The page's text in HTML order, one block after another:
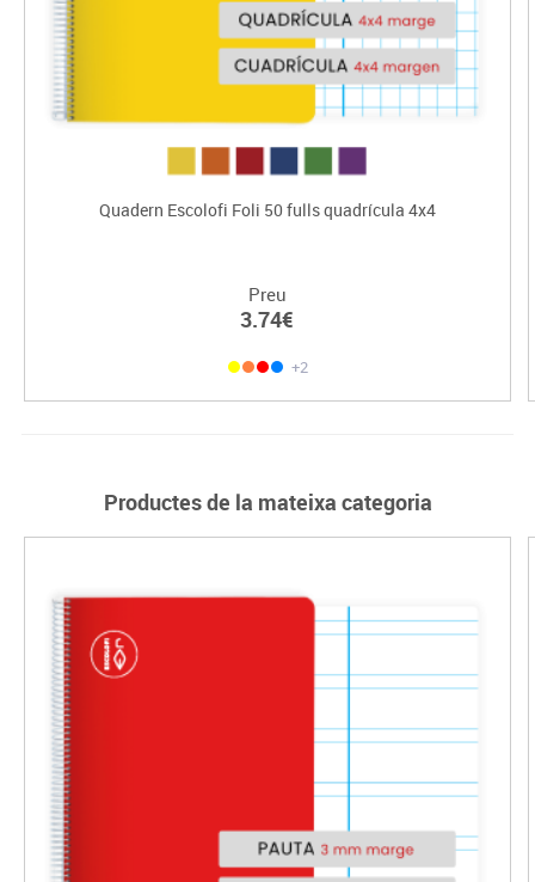
Quadern Escolofi Foli 50 fulls quadrícula 4x4
Preu
3.74€
+2
Productes de la mateixa categoria